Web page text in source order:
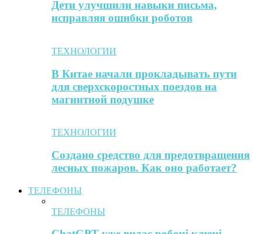
Дети улучшили навыки письма,
исправляя ошибки роботов
ТЕХНОЛОГИИ
В Китае начали прокладывать пути
для сверхскоростных поездов на
магнитной подушке
ТЕХНОЛОГИИ
Создано средство для предотвращения
лесных пожаров. Как оно работает?
ТЕЛЕФОНЫ
ТЕЛЕФОНЫ